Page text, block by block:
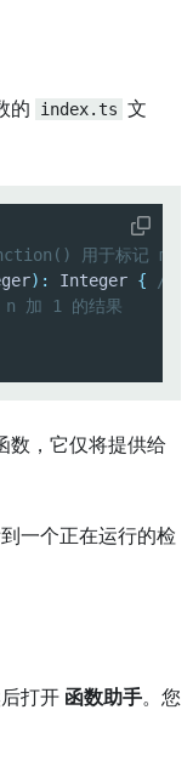
的 index.ts 文
用于标记
) : Integer {
//
加 1 的结果
数，它仅将提供给
一个正在运行的检
打开 函数助手。您